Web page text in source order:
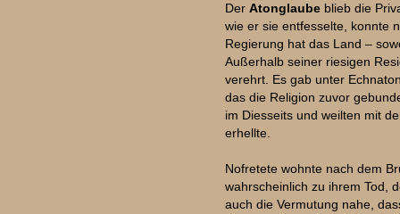
Der Atonglaube blieb die
wie er sie entfesselte, konnte
Regierung hat das Land –
Außerhalb seiner riesigen
verehrt. Es gab unter
das die Religion zuvor
im Diesseits und weilten mit
erhellte.
Nofretete wohnte nach dem
wahrscheinlich zu ihrem Tod,
auch die Vermutung nahe,